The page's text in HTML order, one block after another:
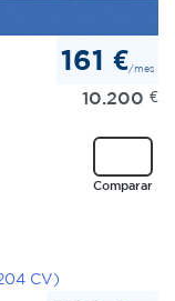
161 €/mes
10.200 €
Comparar